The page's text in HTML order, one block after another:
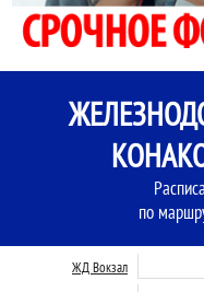
по
ЖД Вокзал